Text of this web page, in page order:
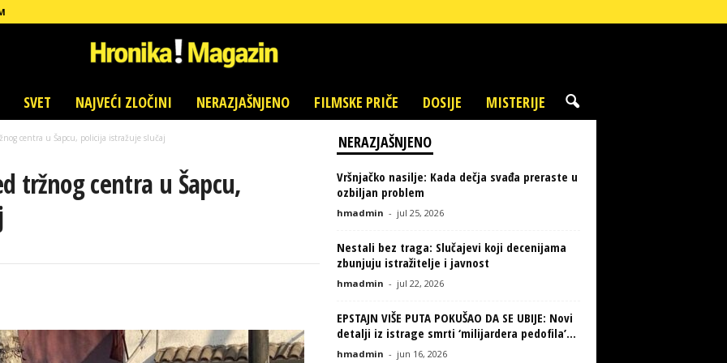
SVET NAJVEĆI ZLOČINI NERAZJAŠNJENO FILMSKE PRIČE DOSIJE MISTERIJE
centra u Šapcu, policija istražuje slučaj
tržnog centra u Šapcu,
NERAZJAŠNJENO
Vršnjačko nasilje: Kada dečja svađa preraste u
ozbiljan problem
hmadmin - jul 25, 2026
Nestali bez traga: Slučajevi koji decenijama
zbunjuju istražitelje i javnost
hmadmin - jul 22, 2026
EPSTAJN VIŠE PUTA POKUŠAO DA SE UBIJE: Novi
detalji iz istrage smrti ‘milijardera pedofila’...
hmadmin - jun 16, 2026